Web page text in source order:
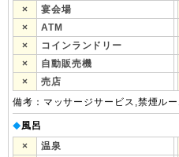
×
宴会場
×
ATM
×
コインランドリー
×
自動販売機
×
売店
備考：マッサージサービス,禁煙ル
◆風呂
×
温泉